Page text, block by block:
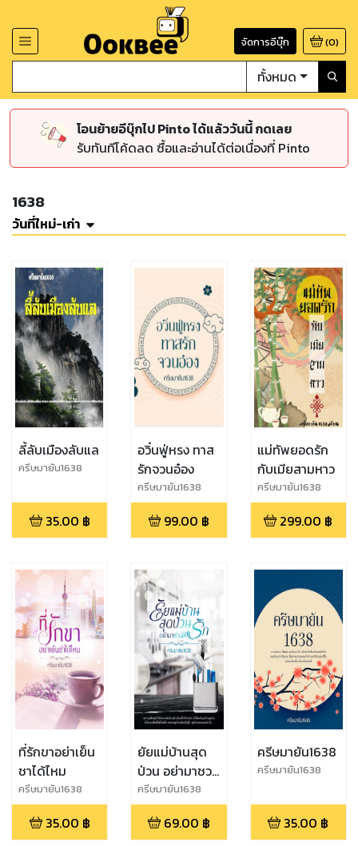
จัดการอีบุ๊ก (0)
ทั้งหมด
โอนย้ายอีบุ๊กไป Pinto ได้แล้ววันนี้ กดเลย
รับทันทีโค้ดลด ซื้อและอ่านได้ต่อเนื่องที่ Pinto
1638
วันที่ใหม่-เก่า
ลี้ลับเมืองลับแล
ครีษมายัน1638
35.00 ฿
อวิ๋นฟู่หรง ทาส
รักจวนอ๋อง
ครีษมายัน1638
99.00 ฿
แม่ทัพยอดรัก
กับเมียสามหาว
ครีษมายัน1638
299.00 ฿
ที่รักขาอย่าเย็น
ชาได้ไหม
ครีษมายัน1638
35.00 ฿
ยัยแม่บ้านสุด
ป่วน อย่ามาชวน
ให้รัก
ครีษมายัน1638
69.00 ฿
ครีษมายัน1638
ครีษมายัน1638
35.00 ฿